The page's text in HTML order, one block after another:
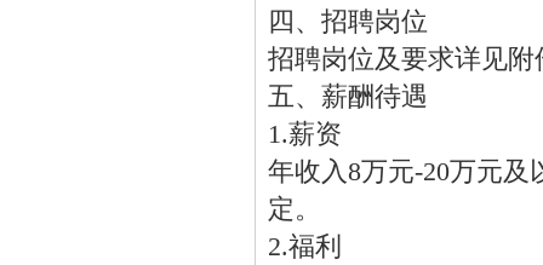
四、招聘岗位
招聘岗位及要求详见附
五、薪酬待遇
1.薪资
年收入8万元-20万元
定。
2.福利